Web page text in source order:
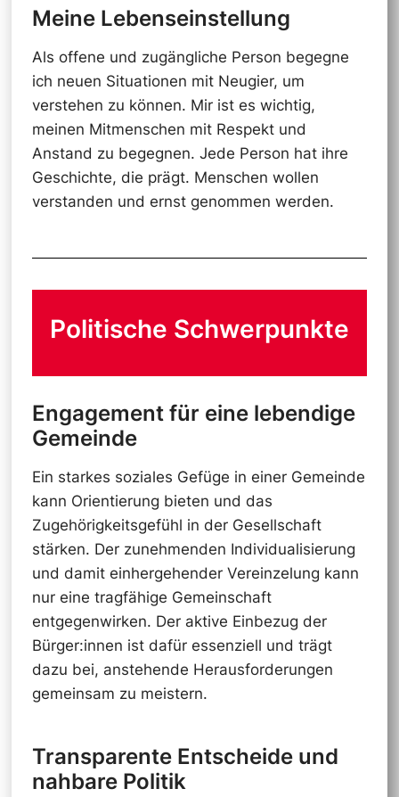
Meine Lebenseinstellung
Als offene und zugängliche Person begegne
ich neuen Situationen mit Neugier, um
verstehen zu können. Mir ist es wichtig,
meinen Mitmenschen mit Respekt und
Anstand zu begegnen. Jede Person hat ihre
Geschichte, die prägt. Menschen wollen
verstanden und ernst genommen werden.
Politische Schwerpunkte
Engagement für eine lebendige
Gemeinde
Ein starkes soziales Gefüge in einer Gemeinde
kann Orientierung bieten und das
Zugehörigkeitsgefühl in der Gesellschaft
stärken. Der zunehmenden Individualisierung
und damit einhergehender Vereinzelung kann
nur eine tragfähige Gemeinschaft
entgegenwirken. Der aktive Einbezug der
Bürger:innen ist dafür essenziell und trägt
dazu bei, anstehende Herausforderungen
gemeinsam zu meistern.
Transparente Entscheide und
nahbare Politik